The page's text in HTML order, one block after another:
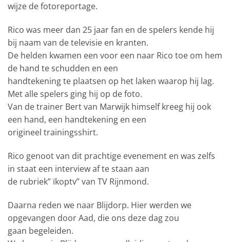
wijze de fotoreportage.
Rico was meer dan 25 jaar fan en de spelers kende hij
bij naam van de televisie en kranten.
De helden kwamen een voor een naar Rico toe om hem
de hand te schudden en een
handtekening te plaatsen op het laken waarop hij lag.
Met alle spelers ging hij op de foto.
Van de trainer Bert van Marwijk himself kreeg hij ook
een hand, een handtekening en een
origineel trainingsshirt.
Rico genoot van dit prachtige evenement en was zelfs
in staat een interview af te staan aan
de rubriek” ïkoptv” van TV Rijnmond.
Daarna reden we naar Blijdorp. Hier werden we
opgevangen door Aad, die ons deze dag zou
gaan begeleiden.